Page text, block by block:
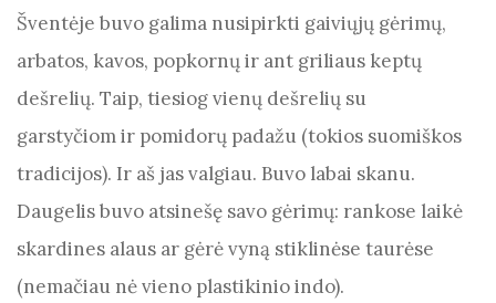
Šventėje buvo galima nusipirkti gaiviųjų gėrimų,
arbatos, kavos, popkornų ir ant griliaus keptų
dešrelių. Taip, tiesiog vienų dešrelių su
garstyčiom ir pomidorų padažu (tokios suomiškos
tradicijos). Ir aš jas valgiau. Buvo labai skanu.
Daugelis buvo atsinešę savo gėrimų: rankose laikė
skardines alaus ar gėrė vyną stiklinėse taurėse
(nemačiau nė vieno plastikinio indo).